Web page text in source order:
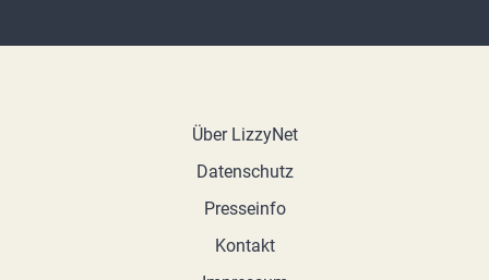
Über LizzyNet
Datenschutz
Presseinfo
Kontakt